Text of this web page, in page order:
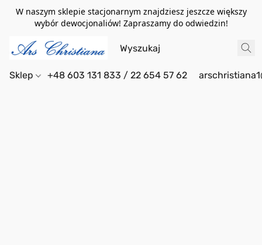
W naszym sklepie stacjonarnym znajdziesz jeszcze większy
wybór dewocjonaliów! Zapraszamy do odwiedzin!
Sklep +48 603 131 833 / 22 654 57 62